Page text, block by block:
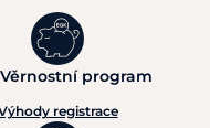
Věrnostní program
registrace